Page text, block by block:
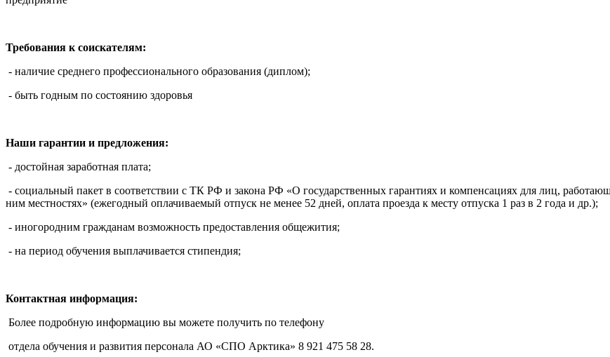
Требования к соискателям:
- наличие среднего профессионального образования (диплом);
- быть годным по состоянию здоровья
Наши гарантии и предложения:
- достойная заработная плата;
- социальный пакет в соответствии с ТК РФ и закона РФ «О государственных гарантиях и компенсациях для лиц,
ним местностях» (ежегодный оплачиваемый отпуск не менее 52 дней, оплата проезда к месту отпуска 1 раз в 2 года и др.);
- иногородним гражданам возможность предоставления общежития;
- на период обучения выплачивается стипендия;
Контактная информация:
Более подробную информацию вы можете получить по телефону
отдела обучения и развития персонала АО «СПО Арктика» 8 921 475 58 28.